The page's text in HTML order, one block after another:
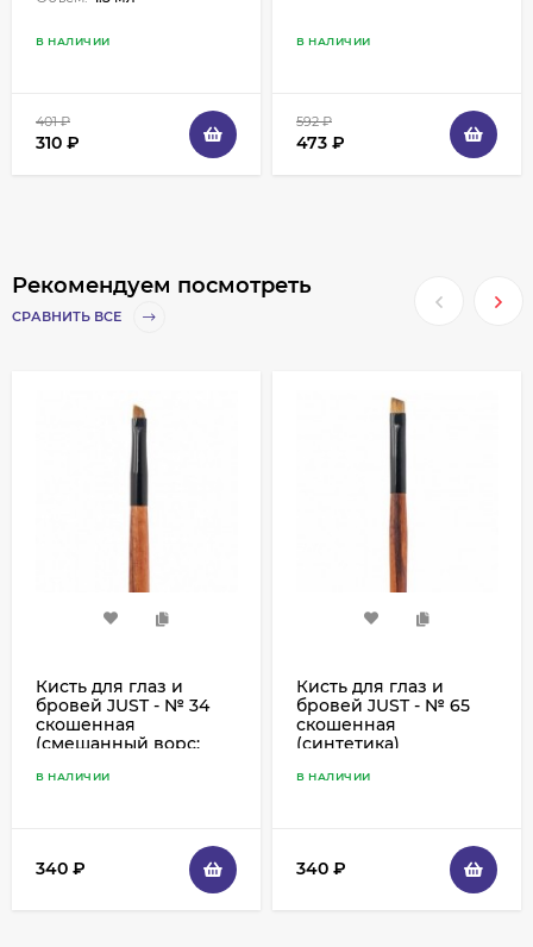
В НАЛИЧИИ
401₽
310 ₽
В НАЛИЧИИ
592₽
473 ₽
Рекомендуем посмотреть
СРАВНИТЬ ВСЕ
Кисть для глаз и
бровей JUST - № 34
скошенная
(смешанный ворс:
В НАЛИЧИИ
340 ₽
Кисть для глаз и
бровей JUST - № 65
скошенная
(синтетика)
В НАЛИЧИИ
340 ₽